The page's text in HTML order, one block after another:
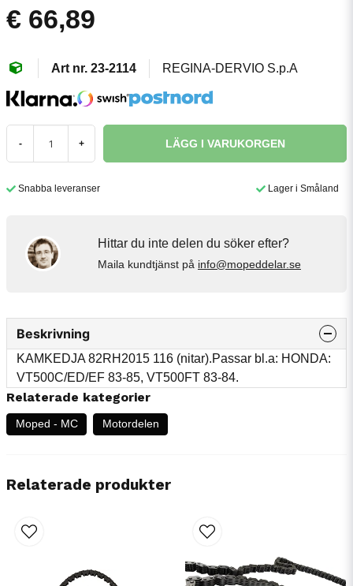
€ 66,89
23-2114 REGINA-DERVIO S.p.A
- + LÄGG I VARUKORGEN
Snabba leveranser Lager i Småland
Hittar du inte delen du söker efter?
Maila kundtjänst på info@mopeddelar.se
Beskrivning
KAMKEDJA 82RH2015 116 (nitar).Passar bl.a: HONDA:
VT500C/ED/EF 83-85, VT500FT 83-84.
Relaterade kategorier
Moped - MC Motordelen
Relaterade produkter